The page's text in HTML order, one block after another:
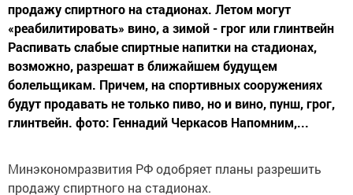
продажу спиртного на стадионах. Летом могут
«реабилитировать» вино, а зимой - грог или глинтвейн
Распивать слабые спиртные напитки на стадионах,
возможно, разрешат в ближайшем будущем
болельщикам. Причем, на спортивных сооружениях
будут продавать не только пиво, но и вино, пунш, грог,
глинтвейн. фото: Геннадий Черкасов Напомним,...
Минэкономразвития РФ одобряет планы разрешить
продажу спиртного на стадионах.